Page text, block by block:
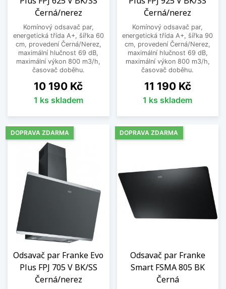
Černá/nerez
Komínový odsavač par,
energetická třída A+, šířka 60
cm, provedení Černá/Nerez,
maximální hlučnost 69 dB,
maximální výkon 800 m3/h,
časovač doběhu.
Cena
10 190 Kč
1 ks skladem
Černá/nerez
Komínový odsavač par,
energetická třída A+, šířka 90
cm, provedení Černá/Nerez,
maximální hlučnost 69 dB,
maximální výkon 800 m3/h,
časovač doběhu.
Cena
11 190 Kč
1 ks skladem
Odsavač par Franke Evo
Plus FPJ 705 V BK/SS
Černá/nerez
DOPRAVA ZDARMA
Odsavač par Franke
Smart FSMA 805 BK
Černá
DOPRAVA ZDARMA